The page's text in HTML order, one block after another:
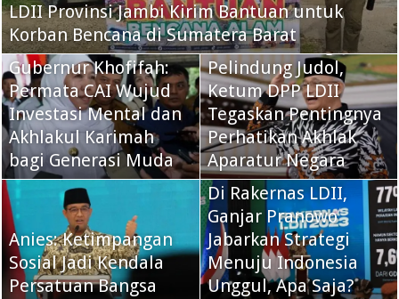
LDII Provinsi Jambi Kirim Bantuan untuk
Korban Bencana di Sumatera Barat
Gubernur Khofifah:
Permata CAI Wujud
Investasi Mental dan
Akhlakul Karimah
bagi Generasi Muda
Oknum Komdigi Jadi
Pelindung Judol,
Ketum DPP LDII
Tegaskan Pentingnya
Perhatikan Akhlak
Aparatur Negara
Anies: Ketimpangan
Sosial Jadi Kendala
Persatuan Bangsa
Di Rakernas LDII,
Ganjar Pranowo
Jabarkan Strategi
Menuju Indonesia
Unggul, Apa Saja?